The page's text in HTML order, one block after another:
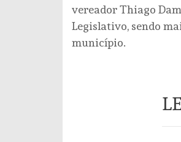
vereador Thiago
Legislativo, sendo
município.